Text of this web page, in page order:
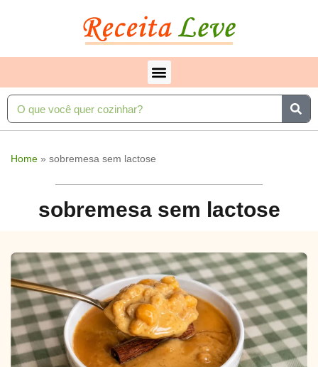
Home » sobremesa sem lactose
sobremesa sem lactose